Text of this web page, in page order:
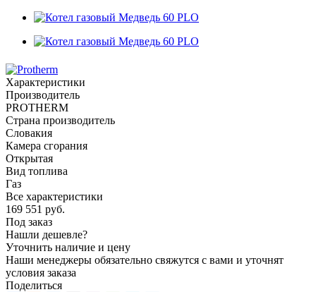
Характеристики
Производитель
PROTHERM
Страна производитель
Словакия
Камера сгорания
Открытая
Вид топлива
Газ
Все характеристики
169 551 руб.
Под заказ
Нашли дешевле?
Уточнить наличие и цену
Наши менеджеры обязательно свяжутся с вами и уточнят
условия заказа
Поделиться